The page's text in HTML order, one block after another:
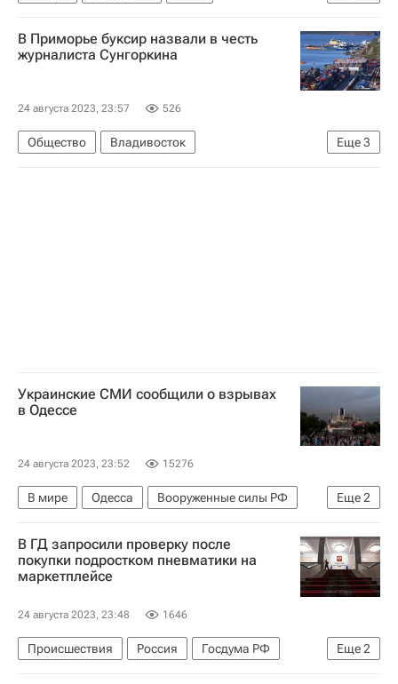
Дональд Трамп
В Приморье буксир назвали в честь
журналиста Сунгоркина
24 августа 2023, 23:57 526
Еще3
Общество
Владивосток
Владимир Сунгоркин
Китай
Украинские СМИ сообщили о взрывах
в Одессе
24 августа 2023, 23:52 15276
Еще2
В мире Одесса
Вооруженные силы РФ
Украина
Николаевская область
В ГД запросили проверку после
покупки подростком пневматики на
маркетплейсе
24 августа 2023, 23:48 1646
Еще2
Происшествия Россия
Госдума РФ
Игорь Краснов
Москва